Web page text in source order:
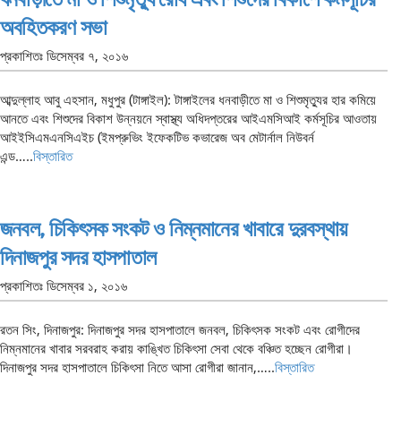
অবহিতকরণ সভা
প্রকাশিতঃ ডিসেম্বর ৭, ২০১৬
আব্দুল্লাহ আবু এহসান, মধুপুর (টাঙ্গাইল): টাঙ্গাইলের ধনবাড়ীতে মা ও শিশুমৃত্যুর হার কমিয়ে
আনতে এবং শিশুদের বিকাশ উন্নয়নে স্বাস্থ্য অধিদপ্তরের আইএমসিআই কর্মসূচির আওতায়
আইইসিএমএনসিএইচ (ইমপ্রুভিং ইফেকটিভ কভারেজ অব মেটার্নাল নিউবর্ন
এন্ড…..বিস্তারিত
জনবল, চিকিৎসক সংকট ও নিম্নমানের খাবারে দুরবস্থায়
দিনাজপুর সদর হাসপাতাল
প্রকাশিতঃ ডিসেম্বর ১, ২০১৬
রতন সিং, দিনাজপুর: দিনাজপুর সদর হাসপাতালে জনবল, চিকিৎসক সংকট এবং রোগীদের
নিম্নমানের খাবার সরবরাহ করায় কাঙ্খিত চিকিৎসা সেবা থেকে বঞ্চিত হচ্ছেন রোগীরা।
দিনাজপুর সদর হাসপাতালে চিকিৎসা নিতে আসা রোগীরা জানান,…..বিস্তারিত